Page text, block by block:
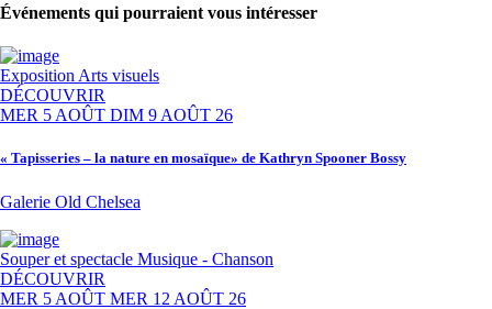
Événements qui pourraient vous intéresser
Exposition Arts visuels
DÉCOUVRIR
MER 5 AOÛT DIM 9 AOÛT 26
« Tapisseries – la nature en mosaïque» de Kathryn Spooner Bossy
Galerie Old Chelsea
Souper et spectacle Musique - Chanson
DÉCOUVRIR
MER 5 AOÛT MER 12 AOÛT 26